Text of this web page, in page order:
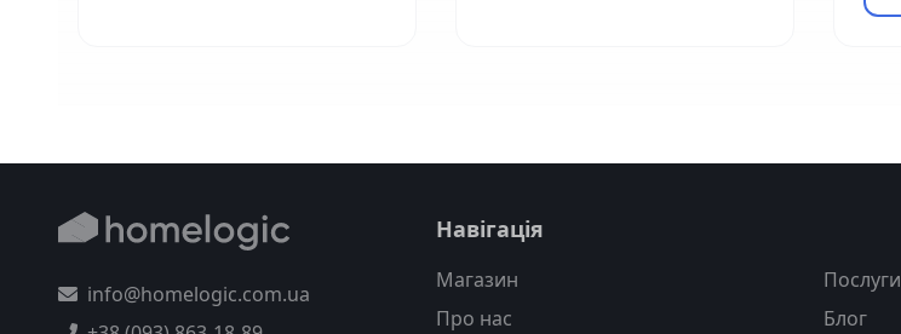
info@homelogic.com.ua
Навігація
Магазин
Послуги
Про нас
Блог